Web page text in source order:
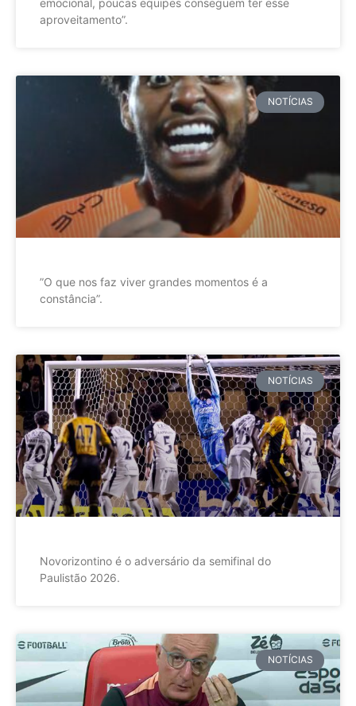
emocional, poucas equipes conseguem ter esse
aproveitamento”.
NOTÍCIAS
”O que nos faz viver grandes momentos é a
constância”.
NOTÍCIAS
Novorizontino é o adversário da semifinal do
Paulistão 2026.
NOTÍCIAS